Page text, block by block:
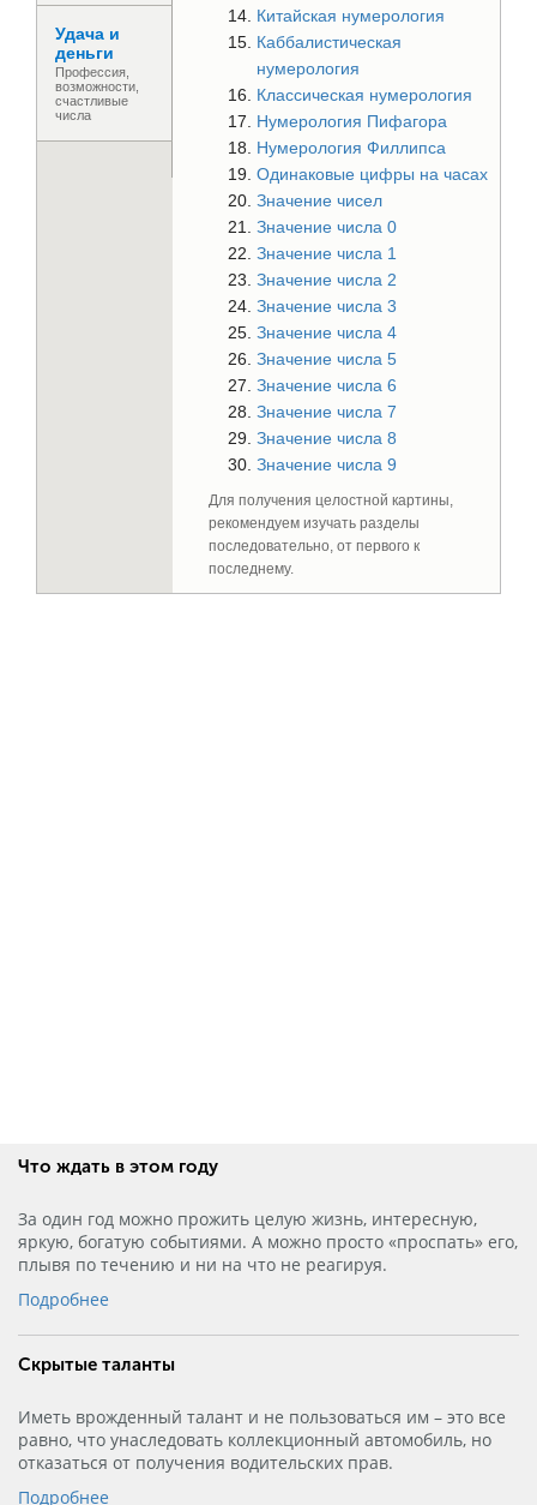
Удача и
деньги
Профессия,
возможности,
счастливые
числа
Китайская нумерология
Каббалистическая
нумерология
Классическая нумерология
Нумерология Пифагора
Нумерология Филлипса
Одинаковые цифры на часах
Значение чисел
Значение числа 0
Значение числа 1
Значение числа 2
Значение числа 3
Значение числа 4
Значение числа 5
Значение числа 6
Значение числа 7
Значение числа 8
Значение числа 9
Для получения целостной картины,
рекомендуем изучать разделы
последовательно, от первого к
последнему.
Что ждать в этом году
За один год можно прожить целую жизнь, интересную,
яркую, богатую событиями. А можно просто «проспать» его,
плывя по течению и ни на что не реагируя.
Подробнее
Скрытые таланты
Иметь врожденный талант и не пользоваться им – это все
равно, что унаследовать коллекционный автомобиль, но
отказаться от получения водительских прав.
Подробнее